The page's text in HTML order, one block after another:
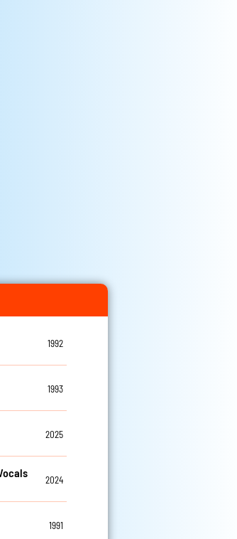
1992
1993
2025
2024
1991